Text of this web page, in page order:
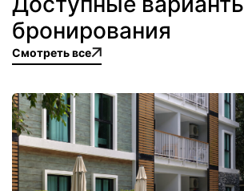
бронирования
Смотреть все